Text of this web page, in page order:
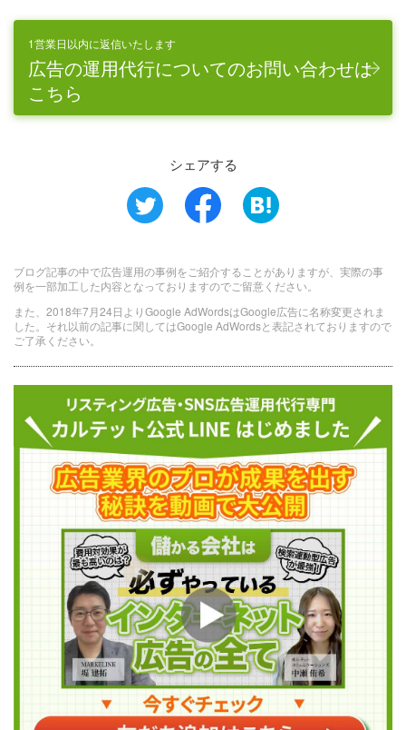
1営業日以内に返信いたします
広告の運用代行についてのお問い合わせは
こちら
シェアする
ブログ記事の中で広告運用の事例をご紹介することがありますが、実際の事
例を一部加工した内容となっておりますのでご留意ください。
また、2018年7月24日よりGoogle AdWordsはGoogle広告に名称変更されま
した。それ以前の記事に関してはGoogle AdWordsと表記されておりますので
ご了承ください。